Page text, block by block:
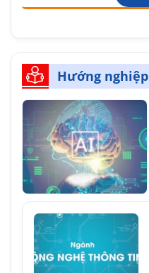
Hướng nghiệp